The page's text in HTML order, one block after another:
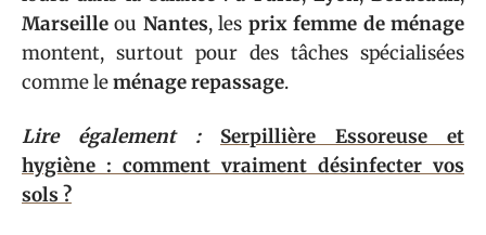
Marseille ou Nantes, les prix femme de ménage
montent, surtout pour des tâches spécialisées
comme leménage repassage.
Lire également :
Serpillière Essoreuse et
hygiène : comment vraiment désinfecter vos
sols ?